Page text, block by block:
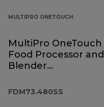
MULTIPRO ONETOUCH
MultiPro OneTouch
Food Processor and
Blender
FDM73.480SS